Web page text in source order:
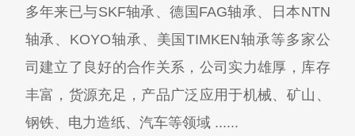
多年来已与SKF轴承、德国FAG轴承、日本NTN
轴承、KOYO轴承、美国TIMKEN轴承等多家公
司建立了良好的合作关系，公司实力雄厚，库存
丰富，货源充足，产品广泛应用于机械、矿山、
钢铁、电力造纸、汽车等领域 ......